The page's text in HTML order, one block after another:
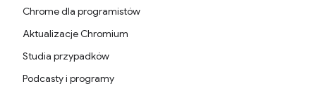
Chrome dla programistów
Aktualizacje Chromium
Studia przypadków
Podcasty i programy